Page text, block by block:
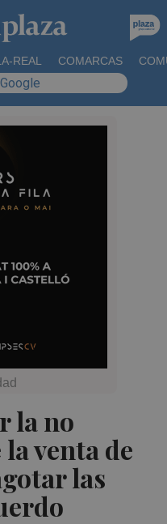
REAL COMARCAS
la no
venta de
las